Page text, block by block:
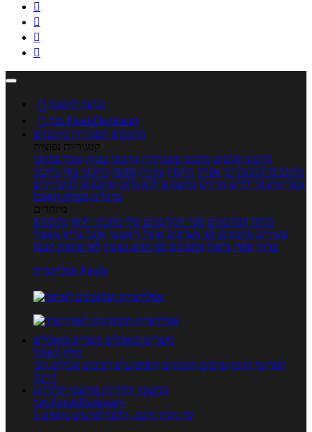




 כניסה לחשבון

מנוי FoodsDictionary
מתכונים קטגוריות מתכונים
קטגוריות נפוצות
מתכוני סלטים מתכוני פשטידות מתכוני עוגות אוכל צמחוני
מתכונים לטבעוניים אפייה מוקפץ עוגיות פסטה מתכוני עוף מתכוני
בשר מתכוני ילדים מרקים מתכונים ללא גלוטן מתכונים לסוכרתיים
טרנדים בעולם האוכל
מיוחדים
מנתח המתכונים ספר המתכונים שלי מתכוני וידאו מתכונים
עשירים מתכונים לפי מצרכים אוכל דיאטטי אוכל בריא מאכלי
עדות ספרי בישול מתכונים לפי חגים ועונות לפי שיטות הכנה
אפליקציית Foods
מוצרים ומאכלים מוצרים ומאכלים
מילון האוכל
תפריטי תזונה ערכים תזונתיים חיפוש ע"פ רכיבים מכילים הכי
הרבה
מחשבון קלוריות מחשבון קלוריות
מנוי FoodsDictionary
5 ימי ניסיון חינם - לחצו לפרטים נוספים